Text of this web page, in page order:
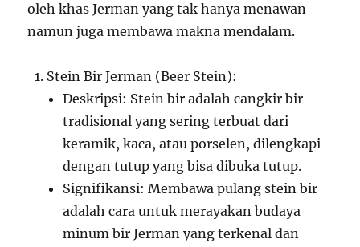
oleh khas Jerman yang tak hanya menawan
namun juga membawa makna mendalam.
Stein Bir Jerman (Beer Stein):
Deskripsi: Stein bir adalah cangkir bir
tradisional yang sering terbuat dari
keramik, kaca, atau porselen, dilengkapi
dengan tutup yang bisa dibuka tutup.
Signifikansi: Membawa pulang stein bir
adalah cara untuk merayakan budaya
minum bir Jerman yang terkenal dan